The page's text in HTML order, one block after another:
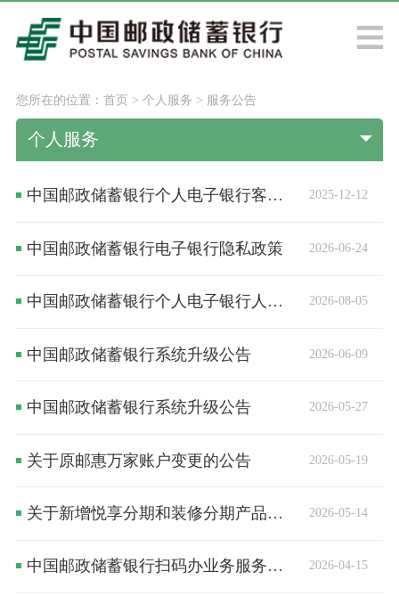
您所在的位置： 首页> 个人服务 > 服务公告
个人服务
2025-12-12
中国邮政储蓄银行个人电子银行客户风险提示
2026-06-24
中国邮政储蓄银行电子银行隐私政策
2026-08-05
中国邮政储蓄银行个人电子银行人脸识别服务用户授权书
2026-06-09
中国邮政储蓄银行系统升级公告
2026-05-27
中国邮政储蓄银行系统升级公告
2026-05-19
关于原邮惠万家账户变更的公告
2026-05-14
关于新增悦享分期和装修分期产品京东支付消费渠道的公告
2026-04-15
中国邮政储蓄银行扫码办业务服务协议（2026年修订版）